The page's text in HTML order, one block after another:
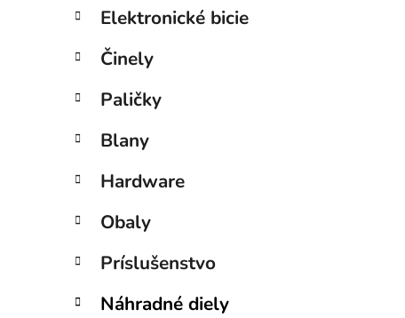
e
ó
i
Elektronické bicie
Činely
Paličky
Blany
Hardware
Obaly
Príslušenstvo
Náhradné diely